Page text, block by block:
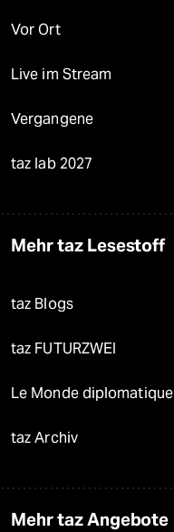
Vor Ort
Live im Stream
Vergangene
taz lab 2027
Mehr taz Lesestoff
taz Blogs
taz FUTURZWEI
Le Monde diplomatique
taz Archiv
Mehr taz Angebote